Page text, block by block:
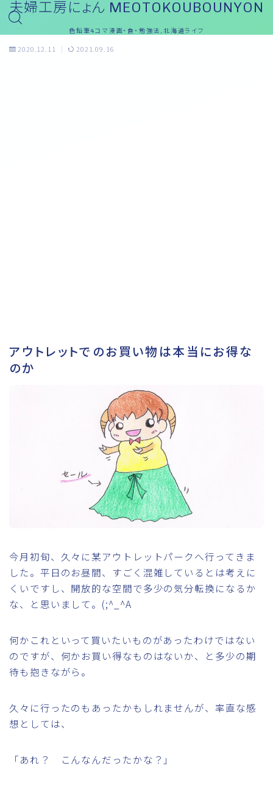
夫婦工房にょん MEOTOKOUBOUNYON
色鉛筆4コマ漫画・食・勉強法,北海道ライフ
2020.12.11 2021.09.16
アウトレットでのお買い物は本当にお得な
のか
今月初旬、久々に某アウトレットパークへ行ってきま
した。平日のお昼間、すごく混雑しているとは考えに
くいですし、開放的な空間で多少の気分転換になるか
な、と思いまして。(;^_^A
何かこれといって買いたいものがあったわけではない
のですが、何かお買い得なものはないか、と多少の期
待も抱きながら。
久々に行ったのもあったかもしれませんが、率直な感
想としては、
「あれ？ こんなんだったかな？」